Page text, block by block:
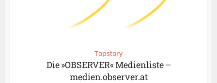
Topstory
Die »OBSERVER« Medienliste –
medien.observer.at